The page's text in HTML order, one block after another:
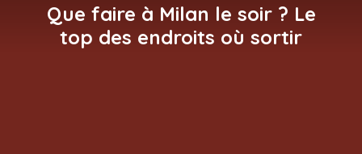
Que faire à Milan le soir ? Le
top des endroits où sortir